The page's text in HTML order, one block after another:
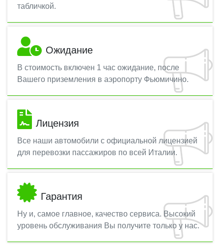
табличкой.
Ожидание
В стоимость включен 1 час ожидание, после
Вашего приземления в аэропорту Фьюмичино.
Лицензия
Все наши автомобили с официальной лицензией
для перевозки пассажиров по всей Италии.
Гарантия
Ну и, самое главное, качество сервиса. Высокий
уровень обслуживания Вы получите только у нас.